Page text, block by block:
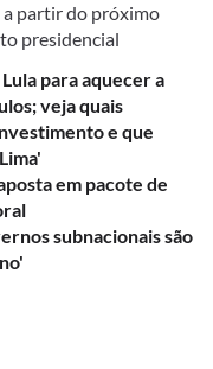
partir do próximo
presidencial
para aquecer a
veja quais
e que
em pacote de
subnacionais são